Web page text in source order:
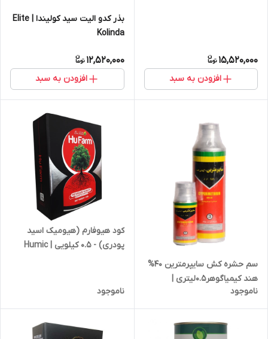
15,520,000
افزودن به سبد
بذر کدو الیت سید کولیندا | Elite
Kolinda
12,520,000
افزودن به سبد
سم حشره کش سایپرمترین 40%
CYPERMETHRIN
ناموجود
کود هیوفارم (هیومیک اسید
پودری) - 0.5 کیلویی | Humic
ناموجود